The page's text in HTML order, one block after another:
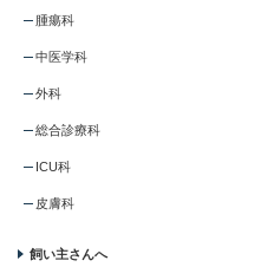
腫瘍科
中医学科
外科
総合診療科
ICU科
皮膚科
飼い主さんへ